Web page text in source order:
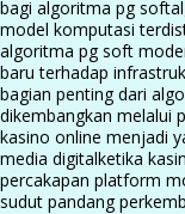
bagi algoritma pg soft
model komputasi
algoritma pg soft
baru terhadap
bagian penting dari
dikembangkan melalui
kasino online menjadi
media digitalketika
percakapan platform
sudut pandang